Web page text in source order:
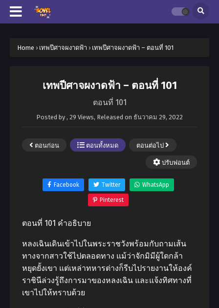
Home › เทพปีศาจผงาดฟ้า › เทพปีศาจผงาดฟ้า – ตอนที่ 101
เทพปีศาจผงาดฟ้า – ตอนที่ 101
ตอนที่ 101
Posted by , 29 Views, Released on ธันวาคม 29, 2022
ตอนก่อน ตอนทั้งหมด ตอนต่อไป
ปรับฟอนต์
Facebook Twitter WhatsApp
Pinterest
ตอนที่ 101 คำอธิบาย
หลงเฉินเดินเข้าไปในพระราชวังพร้อมกับถามเส้น
ทางจากสาวใช้ไปตลอดทาง แม้ว่าจักมิมีผู้ใดกล้า
หยุดยั้งเขา แต่เหล่าทหารต่างก็รีบไปรายงานให้องค์
ราชินีล่วงรู้ถึงการมาของหลงเฉิน และแจ้งทิศทางที่
เขาไปให้ทราบด้วย